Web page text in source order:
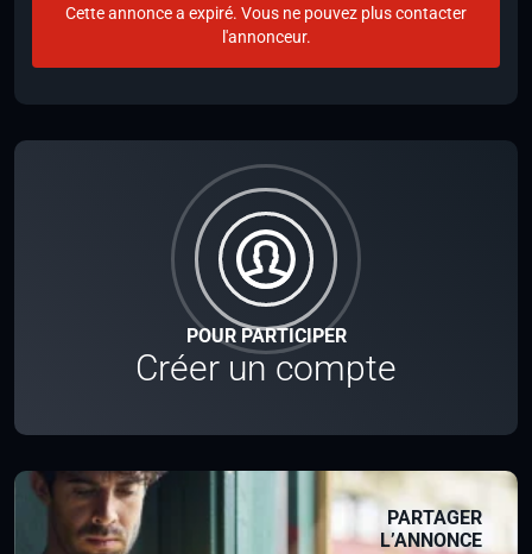
POUR PARTICIPER
Créer un compte
PARTAGER
L’ANNONCE
Cette annonce a expiré. Vous ne pouvez plus contacter
l'annonceur.